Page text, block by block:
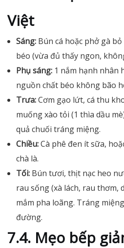
Việt
Sáng: Bún cá hoặc phở gà
béo (vừa đủ thấy ngon,
Phụ sáng: 1 nắm hạnh nhân
nguồn chất béo không bão
Trưa:Cơm gạo lứt, cá thu
muống xào tỏi (1 thìa dầu
quả chuối tráng miệng.
Chiều:Cà phê đen ít sữa,
chà là.
Tối: Bún tươi, thịt nạc heo
rau sống (xà lách, rau thơm,
mắm pha loãng. Tráng
đường.
7.4. Mẹo bếp